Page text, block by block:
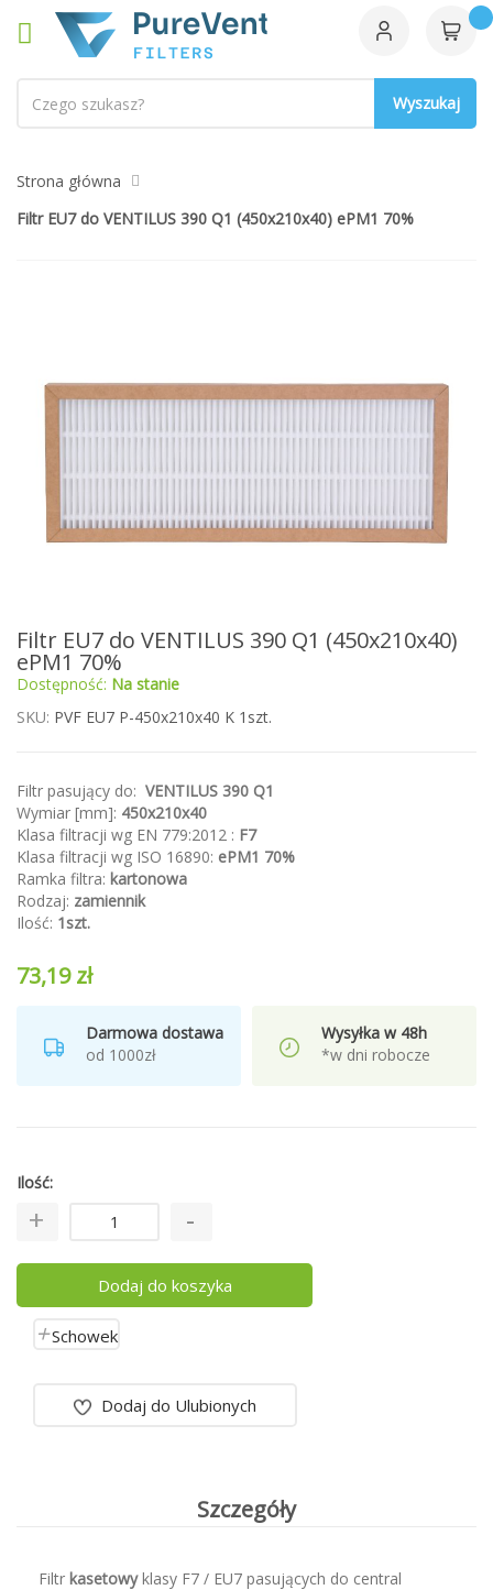
Strona główna
Filtr EU7 do VENTILUS 390 Q1 (450x210x40) ePM1 70%
Przejdź
na
początek
galerii
Filtr EU7 do VENTILUS 390 Q1 (450x210x40)
ePM1 70%
Dostępność: Na stanie
SKU PVF EU7 P-450x210x40 K 1szt.
Filtr pasujący do: VENTILUS 390 Q1
Wymiar [mm]: 450x210x40
Klasa filtracji wg EN 779:2012 : F7
Klasa filtracji wg ISO 16890: ePM1 70%
Ramka filtra: kartonowa
Rodzaj: zamiennik
Ilość: 1szt.
73,19 zł
Darmowa dostawa
od 1000zł
Wysyłka w 48h
*w dni robocze
Ilość
Dodaj do koszyka
Schowek
Dodaj do Ulubionych
Szczegóły
Filtr kasetowyklasy F7 / EU7 pasujących do central